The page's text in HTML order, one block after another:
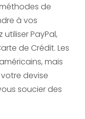
de
à vos
PayPal,
de Crédit. Les
mais
devise
soucier des